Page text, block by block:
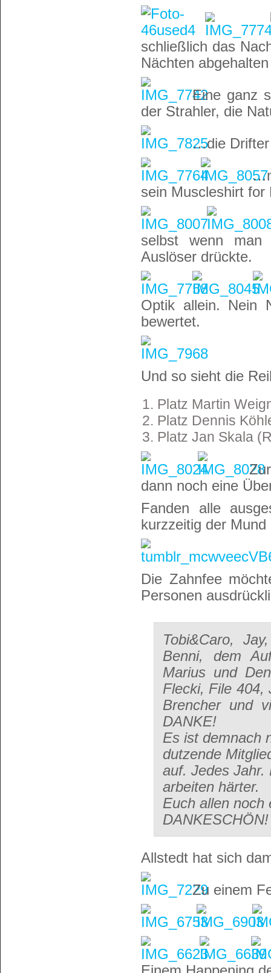
schließlich das
Nächten
Eine ganz
der Strahler, die
…die
sein Muscleshirt for
selbst wenn
Auslöser drückte.
Optik allein. Nein
bewertet.
Und so sieht die
Platz Martin
Platz Dennis
Platz Jan Skala
dann noch eine
Fanden alle
kurzzeitig der Mund
Die Zahnfee
Personen
Tobi&Caro,
Benni, dem
Marius und
Flecki, File 404,
Brencher und
DANKE!
Es ist demnach
dutzende
auf. Jedes Jahr.
arbeiten härter.
Euch allen noch
DANKESCHÖN!
Allstedt hat sich
Zu einem